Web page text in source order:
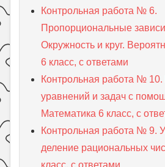
Контрольная работа № 6.
Пропорциональные
Окружность и круг.
6 класс, с ответами
Контрольная работа №
уравнений и задач с
Математика 6 класс, с
Контрольная работа № 9.
деление рациональных
класс, с ответами